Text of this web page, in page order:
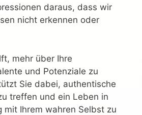
daraus, dass wir
nicht erkennen oder
mehr über Ihre
und Potenziale zu
Sie dabei, authentische
treffen und ein Leben in
mit Ihrem wahren Selbst zu